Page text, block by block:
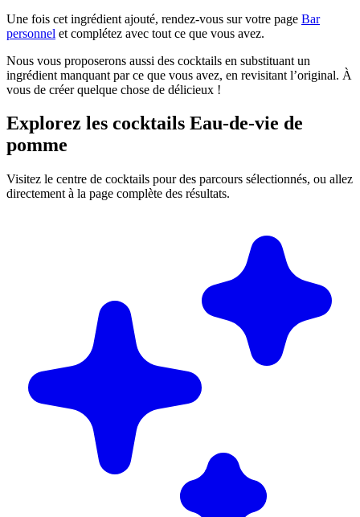
Une fois cet ingrédient ajouté, rendez-vous sur votre page Bar
personnel et complétez avec tout ce que vous avez.
Nous vous proposerons aussi des cocktails en substituant un
ingrédient manquant par ce que vous avez, en revisitant l’original. À
vous de créer quelque chose de délicieux !
Explorez les cocktails Eau-de-vie de
pomme
Visitez le centre de cocktails pour des parcours sélectionnés, ou allez
directement à la page complète des résultats.